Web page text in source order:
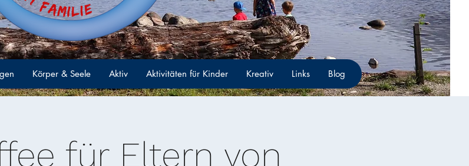
Körper & Seele Aktiv Aktivitäten für Kinder Kreativ Links Blog
für Eltern von